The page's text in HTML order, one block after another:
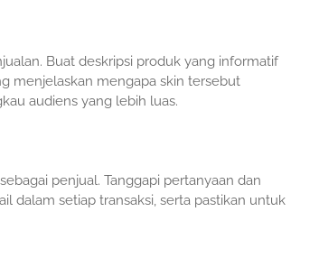
Buat deskripsi produk yang informatif
menjelaskan mengapa skin tersebut
audiens yang lebih luas.
penjual. Tanggapi pertanyaan dan
dalam setiap transaksi, serta pastikan untuk